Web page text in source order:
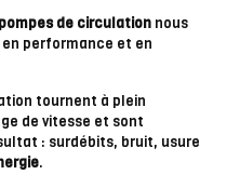
de circulationnous
performance et en
tournent à plein
de vitesse et sont
: surdébits, bruit, usure
.